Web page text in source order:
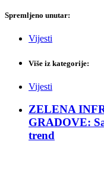
Spremljeno unutar:
Vijesti
Više iz kategorije:
Vijesti
ZELENA
GRADOVE:
trend